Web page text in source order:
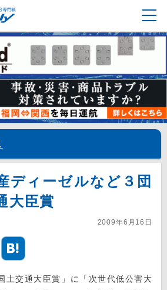
ディーゼルなど３団
大臣賞
2009年6月16日
交通大臣賞」に「次世代低公害大